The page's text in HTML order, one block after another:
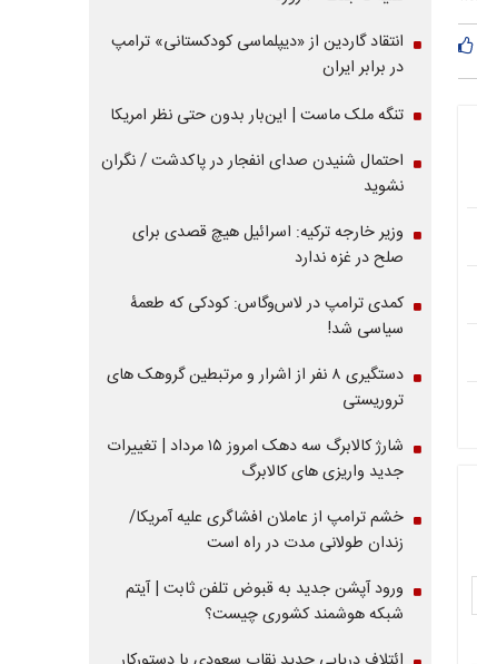
انتقاد گاردین از «دیپلماسی کودکستانی» ترامپ
در برابر ایران
تنگه ملک ماست | این‌بار بدون حتی نظر امریکا
احتمال شنیدن صدای انفجار در پاکدشت / نگران
نشوید
وزیر خارجه ترکیه: اسرائیل هیچ قصدی برای
صلح در غزه ندارد
کمدی ترامپ در لاس‌وگاس: کودکی که طعمۀ
سیاسی شد!
دستگیری ۸ نفر از اشرار و مرتبطین گروهک های
تروریستی
شارژ کالابرگ سه دهک امروز ۱۵ مرداد | تغییرات
جدید واریزی های کالابرگ
خشم ترامپ از عاملان افشاگری‌ علیه آمریکا/
زندان طولانی مدت در راه است
ورود آپشن جدید به قبوض تلفن ثابت | آیتم
شبکه هوشمند کشوری چیست؟